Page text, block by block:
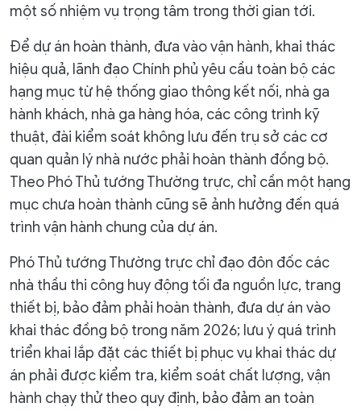
một số nhiệm vụ trọng tâm trong thời gian tới.
Để dự án hoàn thành, đưa vào vận hành, khai thác
hiệu quả, lãnh đạo Chính phủ yêu cầu toàn bộ các
hạng mục từ hệ thống giao thông kết nối, nhà ga
hành khách, nhà ga hàng hóa, các công trình kỹ
thuật, đài kiểm soát không lưu đến trụ sở các cơ
quan quản lý nhà nước phải hoàn thành đồng bộ.
Theo Phó Thủ tướng Thường trực, chỉ cần một hạng
mục chưa hoàn thành cũng sẽ ảnh hưởng đến quá
trình vận hành chung của dự án.
Phó Thủ tướng Thường trực chỉ đạo đôn đốc các
nhà thầu thi công huy động tối đa nguồn lực, trang
thiết bị, bảo đảm phải hoàn thành, đưa dự án vào
khai thác đồng bộ trong năm 2026; lưu ý quá trình
triển khai lắp đặt các thiết bị phục vụ khai thác dự
án phải được kiểm tra, kiểm soát chất lượng, vận
hành chạy thử theo quy định, bảo đảm an toàn